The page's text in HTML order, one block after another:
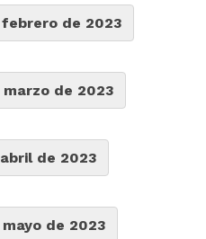
de 2023
de 2023
de 2023
de 2023